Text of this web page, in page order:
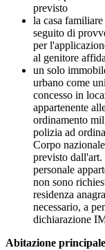
previsto
la casa
seguito di
per
al genitore
un solo
urbano come
concesso in
appartenente
ordinamento
polizia ad
Corpo
previsto
personale
non sono
residenza
necessario, a
dichiarazione
Abitazione